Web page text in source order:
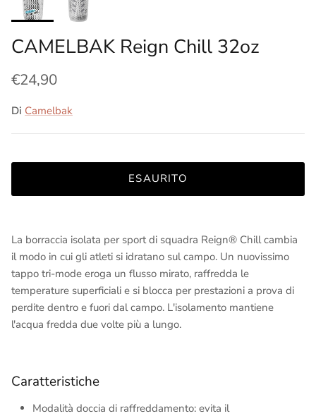
CAMELBAK Reign Chill 32oz
€24,90
Di Camelbak
ESAURITO
La borraccia isolata per sport di squadra Reign® Chill cambia
il modo in cui gli atleti si idratano sul campo. Un nuovissimo
tappo tri-mode eroga un flusso mirato, raffredda le
temperature superficiali e si blocca per prestazioni a prova di
perdite dentro e fuori dal campo. L'isolamento mantiene
l'acqua fredda due volte più a lungo.
Caratteristiche
Modalità doccia di raffreddamento: evita il